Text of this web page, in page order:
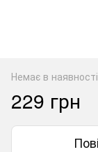
Немає в наявності
229 грн